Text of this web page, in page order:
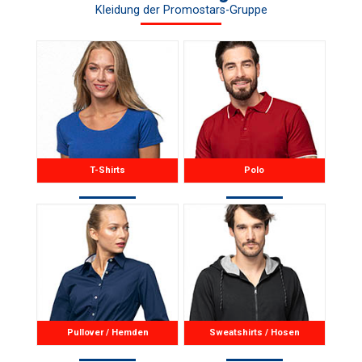
Kleidung der Promostars-Gruppe
T-Shirts Polo
Pullover / Hemden Sweatshirts / Hosen